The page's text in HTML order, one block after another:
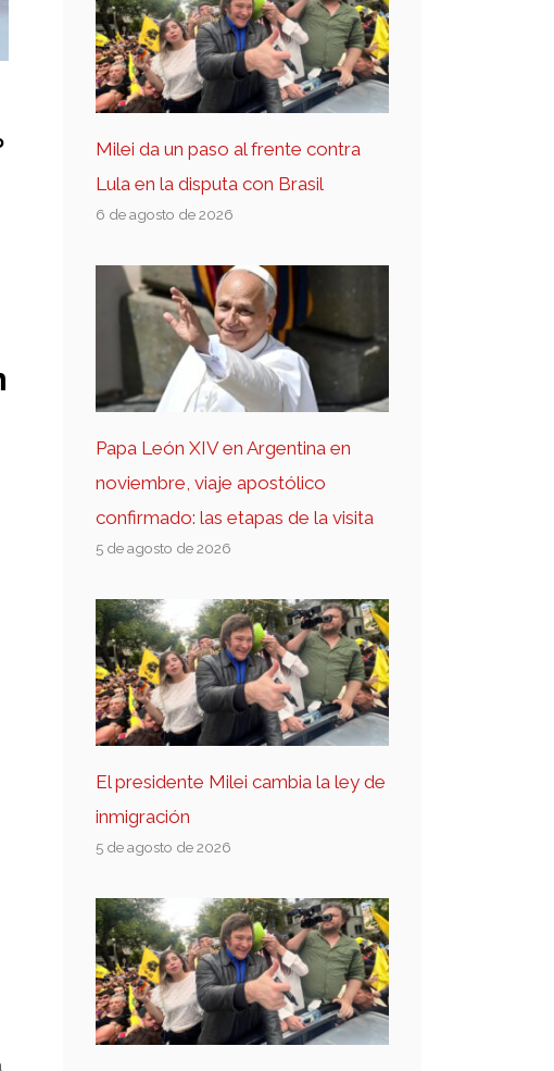
Milei da un paso al frente contra
Lula en la disputa con Brasil
6 de agosto de 2026
Papa León XIV en Argentina en
noviembre, viaje apostólico
confirmado: las etapas de la visita
5 de agosto de 2026
El presidente Milei cambia la ley de
inmigración
5 de agosto de 2026